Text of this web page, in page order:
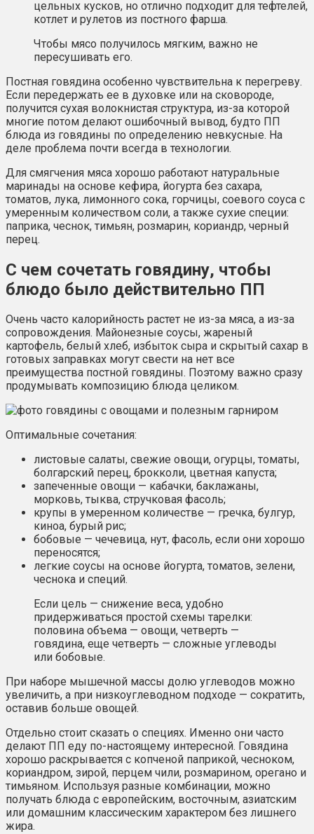
цельных кусков, но отлично подходит для тефтелей,
котлет и рулетов из постного фарша.
Чтобы мясо получилось мягким, важно не
пересушивать его.
Постная говядина особенно чувствительна к перегреву.
Если передержать ее в духовке или на сковороде,
получится сухая волокнистая структура, из-за которой
многие потом делают ошибочный вывод, будто ПП
блюда из говядины по определению невкусные. На
деле проблема почти всегда в технологии.
Для смягчения мяса хорошо работают натуральные
маринады на основе кефира, йогурта без сахара,
томатов, лука, лимонного сока, горчицы, соевого соуса с
умеренным количеством соли, а также сухие специи:
паприка, чеснок, тимьян, розмарин, кориандр, черный
перец.
С чем сочетать говядину, чтобы
блюдо было действительно ПП
Очень часто калорийность растет не из-за мяса, а из-за
сопровождения. Майонезные соусы, жареный
картофель, белый хлеб, избыток сыра и скрытый сахар в
готовых заправках могут свести на нет все
преимущества постной говядины. Поэтому важно сразу
продумывать композицию блюда целиком.
Оптимальные сочетания:
листовые салаты, свежие овощи, огурцы, томаты,
болгарский перец, брокколи, цветная капуста;
запеченные овощи — кабачки, баклажаны,
морковь, тыква, стручковая фасоль;
крупы в умеренном количестве — гречка, булгур,
киноа, бурый рис;
бобовые — чечевица, нут, фасоль, если они хорошо
переносятся;
легкие соусы на основе йогурта, томатов, зелени,
чеснока и специй.
Если цель — снижение веса, удобно
придерживаться простой схемы тарелки:
половина объема — овощи, четверть —
говядина, еще четверть — сложные углеводы
или бобовые.
При наборе мышечной массы долю углеводов можно
увеличить, а при низкоуглеводном подходе — сократить,
оставив больше овощей.
Отдельно стоит сказать о специях. Именно они часто
делают ПП еду по-настоящему интересной. Говядина
хорошо раскрывается с копченой паприкой, чесноком,
кориандром, зирой, перцем чили, розмарином, орегано и
тимьяном. Используя разные комбинации, можно
получать блюда с европейским, восточным, азиатским
или домашним классическим характером без лишнего
жира.